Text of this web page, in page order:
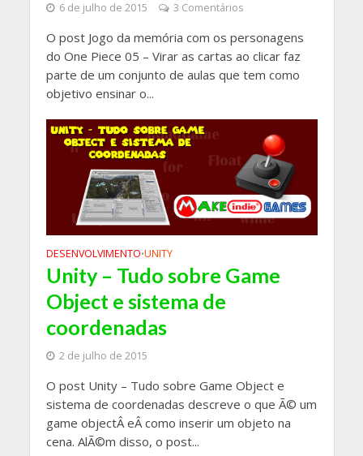
6 de julho de 2015 3 Comentários
O post Jogo da memória com os personagens
do One Piece 05 – Virar as cartas ao clicar faz
parte de um conjunto de aulas que tem como
objetivo ensinar o...
DESENVOLVIMENTO•UNITY
Unity – Tudo sobre Game
Object e sistema de
coordenadas
2 de julho de 2015
O post Unity – Tudo sobre Game Object e
sistema de coordenadas descreve o que Ã© um
game objectÂ eÂ como inserir um objeto na
cena. AlÃ©m disso, o post...